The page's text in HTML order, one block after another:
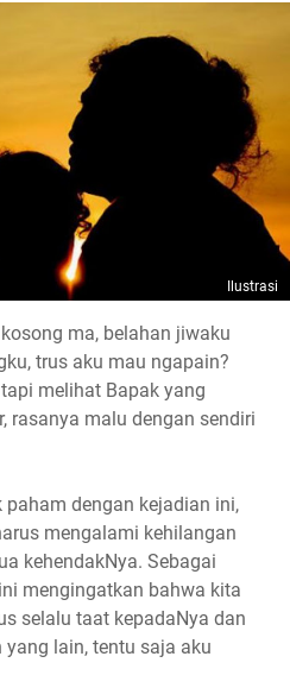
Ilustrasi
ma, belahan jiwaku
trus aku mau ngapain?
melihat Bapak yang
rasanya malu dengan sendiri
dengan kejadian ini,
mengalami kehilangan
kehendakNya. Sebagai
mengingatkan bahwa kita
selalu taat kepadaNya dan
lain, tentu saja aku